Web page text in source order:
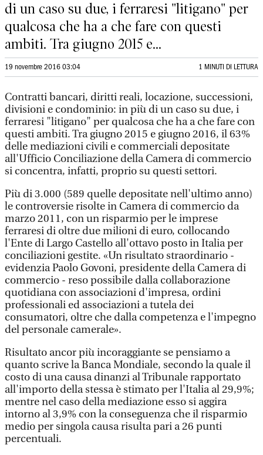
di un caso su due, i ferraresi "litigano" per
qualcosa che ha a che fare con questi
ambiti. Tra giugno 2015 e...
19 novembre 2016 03:04 1 MINUTI DI LETTURA
Contratti bancari, diritti reali, locazione, successioni,
divisioni e condominio: in più di un caso su due, i
ferraresi "litigano" per qualcosa che ha a che fare con
questi ambiti. Tra giugno 2015 e giugno 2016, il 63%
delle mediazioni civili e commerciali depositate
all'Ufficio Conciliazione della Camera di commercio
si concentra, infatti, proprio su questi settori.
Più di 3.000 (589 quelle depositate nell'ultimo anno)
le controversie risolte in Camera di commercio da
marzo 2011, con un risparmio per le imprese
ferraresi di oltre due milioni di euro, collocando
l'Ente di Largo Castello all'ottavo posto in Italia per
conciliazioni gestite. «Un risultato straordinario -
evidenzia Paolo Govoni, presidente della Camera di
commercio - reso possibile dalla collaborazione
quotidiana con associazioni d'impresa, ordini
professionali ed associazioni a tutela dei
consumatori, oltre che dalla competenza e l'impegno
del personale camerale».
Risultato ancor più incoraggiante se pensiamo a
quanto scrive la Banca Mondiale, secondo la quale il
costo di una causa dinanzi al Tribunale rapportato
all'importo della stessa è stimato per l'Italia al 29,9%;
mentre nel caso della mediazione esso si aggira
intorno al 3,9% con la conseguenza che il risparmio
medio per singola causa risulta pari a 26 punti
percentuali.